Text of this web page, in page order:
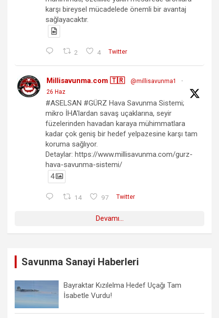
karşı bireysel mücadelede önemli bir avantaj
sağlayacaktır.
2 4 Twitter
Millisavunma.com 🇹🇷 @millisavunma1
·
26 Haz
#ASELSAN #GÜRZ Hava Savunma Sistemi;
mikro İHA'lardan savaş uçaklarına, seyir
füzelerinden havadan karaya mühimmatlara
kadar çok geniş bir hedef yelpazesine karşı tam
koruma sağlıyor.
Detaylar: https://www.millisavunma.com/gurz-
hava-savunma-sistemi/
4
14 97 Twitter
Devamı...
Savunma Sanayi Haberleri
Bayraktar Kızılelma Hedef Uçağı Tam
İsabetle Vurdu!